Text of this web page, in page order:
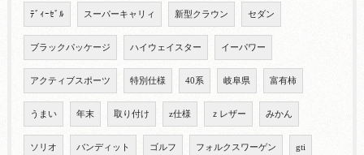
ﾃﾞｨｰｾﾞﾙ スーパーキャリィ 新型クラウン セダン
ブラックパッケージ ハイウェイスター イーパワー
アクティブスポーツ 特別仕様 40系 岐阜県 富有柿
うまい 年末 取り付け z仕様 ｚレザー みかん
ソリオ バンディット ゴルフ フォルクスワーゲン gti